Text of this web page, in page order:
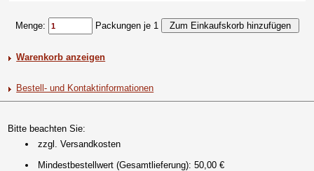
Menge: Packungen je 1
Warenkorb anzeigen
Bestell- und Kontaktinformationen
Bitte beachten Sie:
zzgl. Versandkosten
Mindestbestellwert (Gesamtlieferung): 50,00 €